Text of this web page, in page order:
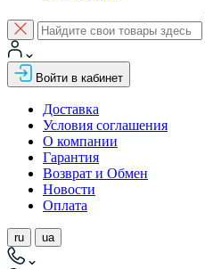
Войти в кабинет
Доставка
Условия соглашения
О компании
Гарантия
Возврат и Обмен
Новости
Оплата
ru ua